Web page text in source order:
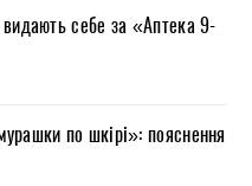
видають себе за «Аптека 9-
по шкірі»: пояснення